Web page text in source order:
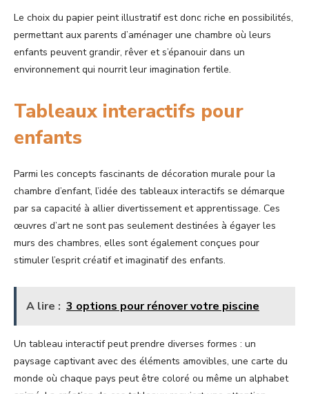
Le choix du papier peint illustratif est donc riche en possibilités,
permettant aux parents d’aménager une chambre où leurs
enfants peuvent grandir, rêver et s’épanouir dans un
environnement qui nourrit leur imagination fertile.
Tableaux interactifs pour
enfants
Parmi les concepts fascinants de décoration murale pour la
chambre d’enfant, l’idée des tableaux interactifs se démarque
par sa capacité à allier divertissement et apprentissage. Ces
œuvres d’art ne sont pas seulement destinées à égayer les
murs des chambres, elles sont également conçues pour
stimuler l’esprit créatif et imaginatif des enfants.
A lire : 3 options pour rénover votre piscine
Un tableau interactif peut prendre diverses formes : un
paysage captivant avec des éléments amovibles, une carte du
monde où chaque pays peut être coloré ou même un alphabet